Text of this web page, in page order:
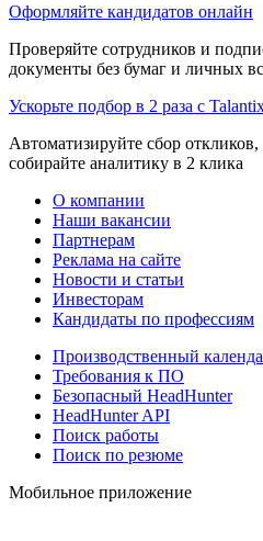
Оформляйте кандидатов онлайн
Проверяйте сотрудников и
документы без бумаг и личных
Ускорьте подбор в 2 раза с
Автоматизируйте сбор откликов,
собирайте аналитику в 2 клика
О компании
Наши вакансии
Партнерам
Реклама на сайте
Новости и статьи
Инвесторам
Кандидаты по профессиям
Производственный
Требования к ПО
Безопасный HeadHunter
HeadHunter API
Поиск работы
Поиск по резюме
Мобильное приложение